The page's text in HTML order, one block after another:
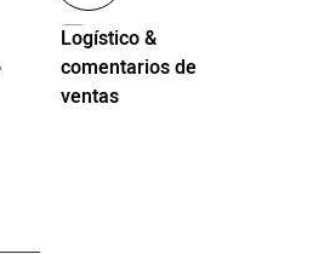
Logístico &
comentarios de
ventas